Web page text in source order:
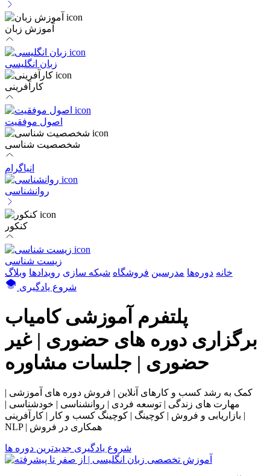
آموزش زبان
زبان انگلیسی
کارآفرینی
اصول موفقیت
شخصصیت شناسی
انیاگرام
روانشناسی
کنکور
زیست شناسی
خانه دوره‌ها مدرسین فروشگاه شبکه سازی رویداد‌ها وبلاگ
شروع یادگیری
پلتفرم آموزشی کامیاب
برگزاری دوره های حضوری | غیر
حضوری | جلسات مشاوره
کمک به رشد کسب و کارهای آنلاین | فروش دوره های آموزشی |
مهارت های زندگی | توسعه فردی | روانشناسی | خودشناسی |
بازاریابی و فروش | کوچینگ | کوچینگ کسب و کار | کارآفرینی |
NLP | همکاری در فروش
شروع یادگیری جدیدترین دوره ها